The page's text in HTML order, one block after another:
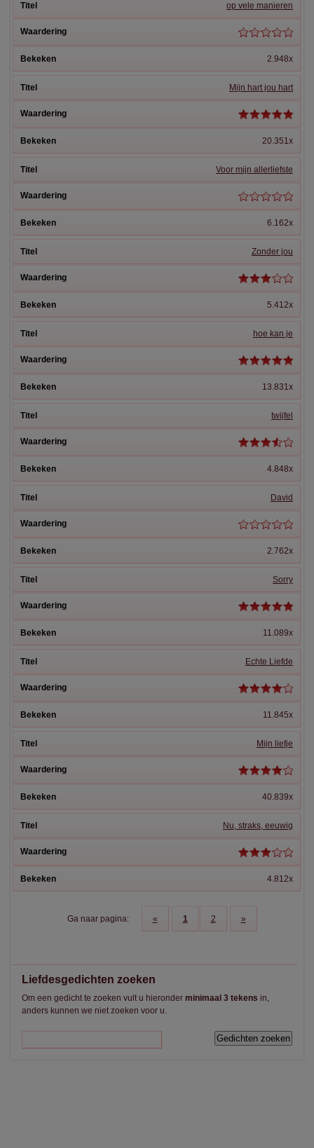
op vele manieren
2.948x
Mijn hart jou hart
20.351x
Voor mijn allerliefste
6.162x
Zonder jou
5.412x
hoe kan je
13.831x
twijfel
4.848x
David
2.762x
Sorry
11.089x
Echte Liefde
11.845x
Mijn liefje
40.839x
Nu, straks, eeuwig
4.812x
Ga naar pagina: « 1 2 »
Liefdesgedichten zoeken
Om een gedicht te zoeken vult u hieronder minimaal 3 tekens in,
anders kunnen we niet zoeken voor u.